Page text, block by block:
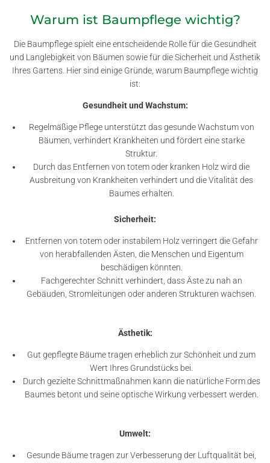
Warum ist Baumpflege wichtig?
Die Baumpflege spielt eine entscheidende Rolle für die Gesundheit
und Langlebigkeit von Bäumen sowie für die Sicherheit und Ästhetik
Ihres Gartens. Hier sind einige Gründe, warum Baumpflege wichtig
ist:
Gesundheit und Wachstum:
Regelmäßige Pflege unterstützt das gesunde Wachstum von
Bäumen, verhindert Krankheiten und fördert eine starke
Struktur.
Durch das Entfernen von totem oder kranken Holz wird die
Ausbreitung von Krankheiten verhindert und die Vitalität des
Baumes erhalten.
Sicherheit:
Entfernen von totem oder instabilem Holz verringert die Gefahr
von herabfallenden Ästen, die Menschen und Eigentum
beschädigen könnten.
Fachgerechter Schnitt verhindert, dass Äste zu nah an
Gebäuden, Stromleitungen oder anderen Strukturen wachsen.
Ästhetik:
Gut gepflegte Bäume tragen erheblich zur Schönheit und zum
Wert Ihres Grundstücks bei.
Durch gezielte Schnittmaßnahmen kann die natürliche Form des
Baumes betont und seine optische Wirkung verbessert werden.
Umwelt:
Gesunde Bäume tragen zur Verbesserung der Luftqualität bei,